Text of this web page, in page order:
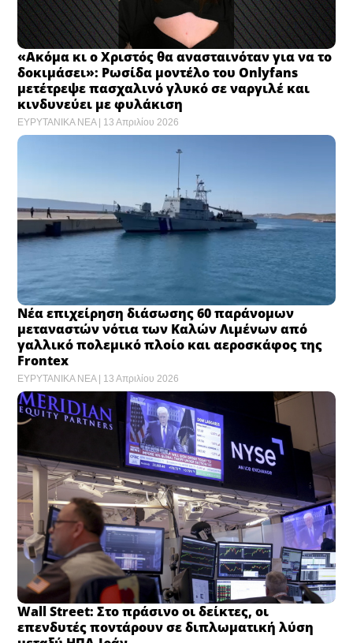
«Ακόμα κι ο Χριστός θα ανασταινόταν για να το
δοκιμάσει»: Ρωσίδα μοντέλο του Onlyfans
μετέτρεψε πασχαλινό γλυκό σε ναργιλέ και
κινδυνεύει με φυλάκιση
ΕΥΡΥΤΑΝΙΚΑ ΝΕΑ 13 Απριλίου 2026
Νέα επιχείρηση διάσωσης 60 παράνομων
μεταναστών νότια των Καλών Λιμένων από
γαλλικό πολεμικό πλοίο και αεροσκάφος της
Frontex
ΕΥΡΥΤΑΝΙΚΑ ΝΕΑ 13 Απριλίου 2026
Wall Street: Στο πράσινο οι δείκτες, οι
επενδυτές ποντάρουν σε διπλωματική λύση